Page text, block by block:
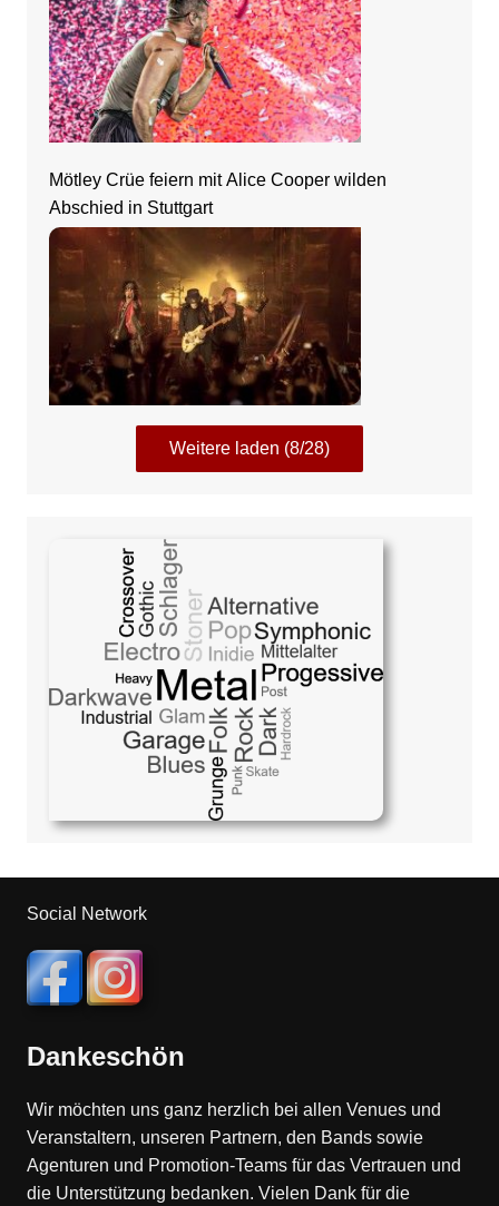
Mötley Crüe feiern mit Alice Cooper wilden
Abschied in Stuttgart
Weitere laden (8/28)
Social Network
Dankeschön
Wir möchten uns ganz herzlich bei allen Venues und
Veranstaltern, unseren Partnern, den Bands sowie
Agenturen und Promotion-Teams für das Vertrauen und
die Unterstützung bedanken. Vielen Dank für die